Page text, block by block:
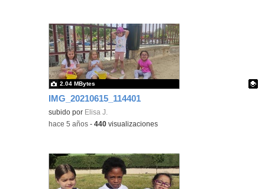
IMG_20210615_114401
Contenido educativo.
subido por Elisa J.
2.04 MBytes
-hace 5 años -440 visualizaciones